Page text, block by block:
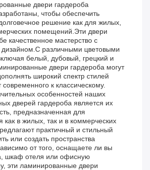
двери гардероба
чтобы обеспечить
решение как для жилых,
помещений.Эти двери
качественное мастерство с
различными цветовыми
белый, дубовый, грецкий и
двери гардероба могут
широкий спектр стилей
современного к классическому.
особенностей наших
дверей гардероба является их
предназначенная для
как в жилых, так и в коммерческих
практичный и стильный
или создать пространства
от того, оснащаете ли вы
шкаф отеля или офисную
эти ламинированные двери